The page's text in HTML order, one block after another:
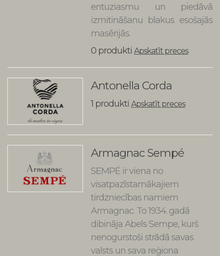
entuziasmu un piedāvā
izmitināšanu blakus esošajās
masērijās.
0 produkti Apskatīt preces
Antonella Corda
1 produkti Apskatīt preces
Armagnac Sempé
SEMPÉ ir viena no
visatpazīstamākajiem
tirdzniecības namiem
Armagnac. To 1934. gadā
dibināja Abels Sempe, kurš
nenogurstoši strādā savas
valsts un sava reģiona